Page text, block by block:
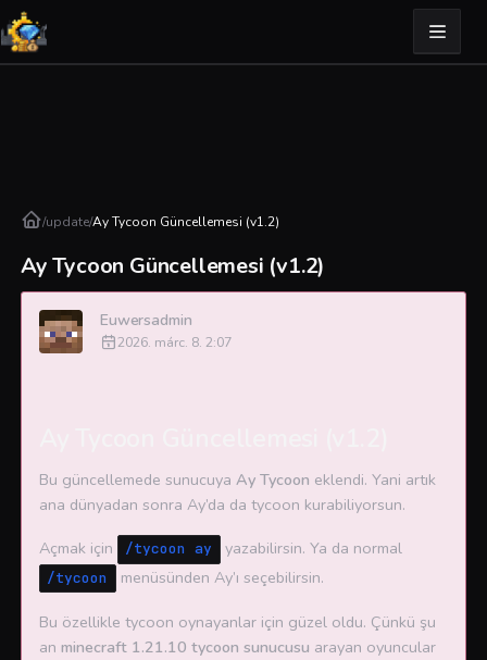
/update/Ay Tycoon Güncellemesi (v1.2)
Ay Tycoon Güncellemesi (v1.2)
Euwersadmin
2026. márc. 8. 2:07
Bu güncellemede sunucuya Ay Tycoon eklendi. Yani artık
ana dünyadan sonra Ay’da da tycoon kurabiliyorsun.
Açmak için /tycoon ay yazabilirsin. Ya da normal
/tycoon menüsünden Ay’ı seçebilirsin.
Bu özellikle tycoon oynayanlar için güzel oldu. Çünkü şu
an minecraft 1.21.10 tycoon sunucusu arayan oyuncular